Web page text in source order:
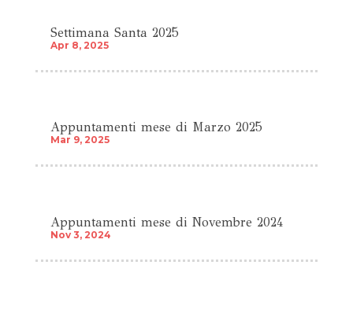
Settimana Santa 2025
Apr 8, 2025
Appuntamenti mese di Marzo 2025
Mar 9, 2025
Appuntamenti mese di Novembre 2024
Nov 3, 2024